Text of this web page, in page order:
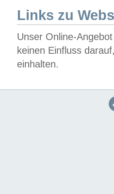
Links zu
Unser Online-
keinen Einfluss
einhalten.